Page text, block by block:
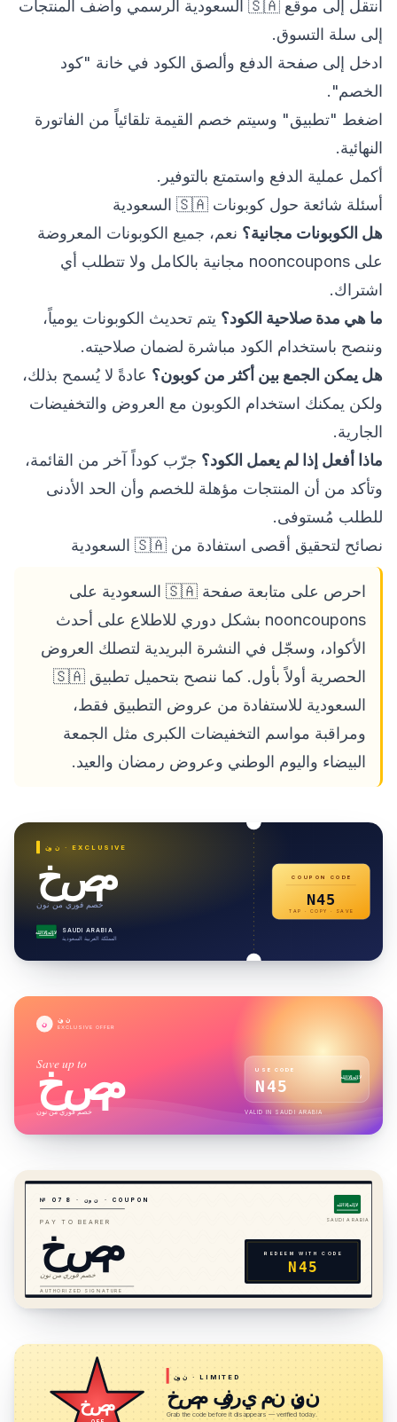
انتقل إلى موقع 🇸🇦 السعودية الرسمي وأضف المنتجات
إلى سلة التسوق.
ادخل إلى صفحة الدفع وألصق الكود في خانة "كود
الخصم".
اضغط "تطبيق" وسيتم خصم القيمة تلقائياً من الفاتورة
النهائية.
أكمل عملية الدفع واستمتع بالتوفير.
أسئلة شائعة حول كوبونات 🇸🇦 السعودية
هل الكوبونات مجانية؟ نعم، جميع الكوبونات المعروضة
على nooncoupons مجانية بالكامل ولا تتطلب أي
اشتراك.
ما هي مدة صلاحية الكود؟ يتم تحديث الكوبونات يومياً،
وننصح باستخدام الكود مباشرة لضمان صلاحيته.
هل يمكن الجمع بين أكثر من كوبون؟ عادةً لا يُسمح بذلك،
ولكن يمكنك استخدام الكوبون مع العروض والتخفيضات
الجارية.
ماذا أفعل إذا لم يعمل الكود؟ جرّب كوداً آخر من القائمة،
وتأكد من أن المنتجات مؤهلة للخصم وأن الحد الأدنى
للطلب مُستوفى.
نصائح لتحقيق أقصى استفادة من 🇸🇦 السعودية
احرص على متابعة صفحة 🇸🇦 السعودية على
nooncoupons بشكل دوري للاطلاع على أحدث
الأكواد، وسجّل في النشرة البريدية لتصلك العروض
الحصرية أولاً بأول. كما ننصح بتحميل تطبيق 🇸🇦
السعودية للاستفادة من عروض التطبيق فقط،
ومراقبة مواسم التخفيضات الكبرى مثل الجمعة
البيضاء واليوم الوطني وعروض رمضان والعيد.
نون · EXCLUSIVE
خصم
خصم فوري من نون
لا إله إلا الله SAUDI ARABIA
المملكة العربية السعودية
COUPON CODE
N45
TAP · COPY · SAVE
ن نون
EXCLUSIVE OFFER
Save up to
خصم
خصم فوري من نون
USE CODE
N45
لا إله إلا الله
VALID IN SAUDI ARABIA
№ 0 7 8 · نون · COUPON
PAY TO BEARER
خصم
خصم فوري من نون
AUTHORIZED SIGNATURE
لا إله إلا الله
SAUDI ARABIA
REDEEM WITH CODE
N45
خصم
نون · LIMITED
خصم فوري من نون
Grab the code before it disappears — verified today.